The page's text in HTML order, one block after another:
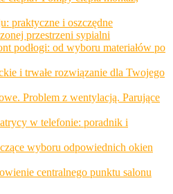
praktyczne i oszczędne
przestrzeni sypialni
podłogi: od wyboru materiałów po
i trwałe rozwiązanie dla Twojego
Problem z wentylacją. Parujące
w telefonie: poradnik i
wyboru odpowiednich okien
centralnego punktu salonu